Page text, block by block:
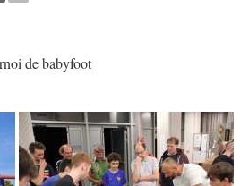
de babyfoot